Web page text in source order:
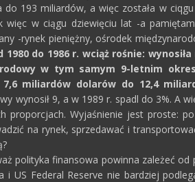
193 miliardów, a więc została w
w ciągu dziewięciu lat -a
-rynek pieniężny, ośrodek
do 1986 r. wciąż rośnie:
w tym samym 9-letnim
miliardów dolarów do 12,4
wynosił 9, a w 1989 r. spadl do 3%. A
proporcjach. Wyjaśnienie jest proste:
na rynek, sprzedawać i
polityka finansowa powinna zależeć
US Federal Reserve nie bardziej